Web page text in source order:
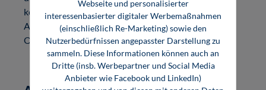
kostenlose Onlineservice InfoClick bietet Ihnen als
Autorin oder Autor die Möglichkeit, Ihr Buch um
Onlineinhalte zu erweitern.
Webseite und personalisierter
interessenbasierter digitaler Werbemaßnahmen
(einschließlich Re-Marketing) sowie den
Nutzerbedürfnissen angepasster Darstellung zu
sammeln. Diese Informationen können auch an
Dritte (insb. Werbepartner und Social Media
Anbieter wie Facebook und LinkedIn)